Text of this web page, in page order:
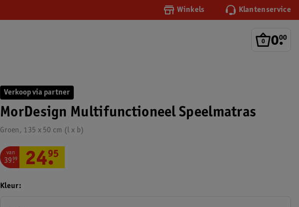
Winkels Klantenservice
0.
00
Verkoop via partner
MorDesign Multifunctioneel Speelmatras
Groen, 135 x 50 cm (l x b)
van
39.
99 24.
95
Kleur